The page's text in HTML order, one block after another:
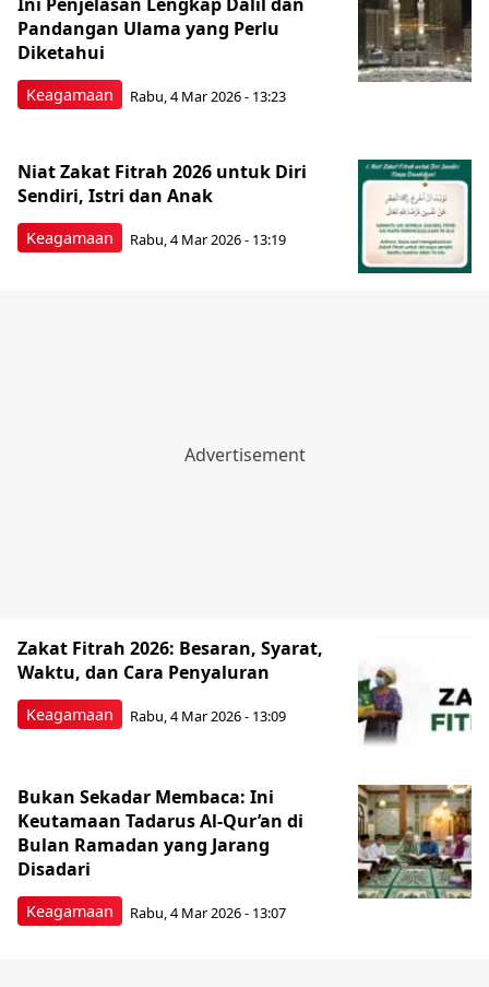
Keagamaan
Pandangan Ulama yang Perlu
Diketahui
Rabu, 4 Mar 2026 - 13:23
Keagamaan
Niat Zakat Fitrah 2026 untuk Diri
Sendiri, Istri dan Anak
Rabu, 4 Mar 2026 - 13:19
Keagamaan
Zakat Fitrah 2026: Besaran, Syarat,
Waktu, dan Cara Penyaluran
Rabu, 4 Mar 2026 - 13:09
Keagamaan
Bukan Sekadar Membaca: Ini
Keutamaan Tadarus Al-Qur’an di
Bulan Ramadan yang Jarang
Disadari
Rabu, 4 Mar 2026 - 13:07